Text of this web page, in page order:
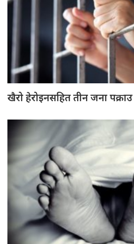
खैरो हेरोइनसहित तीन जना पक्राउ